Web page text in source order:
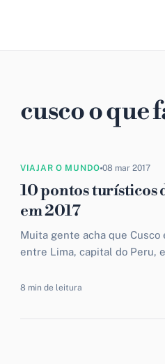
cusco o que
VIAJAR O MUNDO 08 mar 2017
10 pontos turísticos
em 2017
Muita gente acha que Cusco
entre Lima, capital do Peru,
8 min de leitura